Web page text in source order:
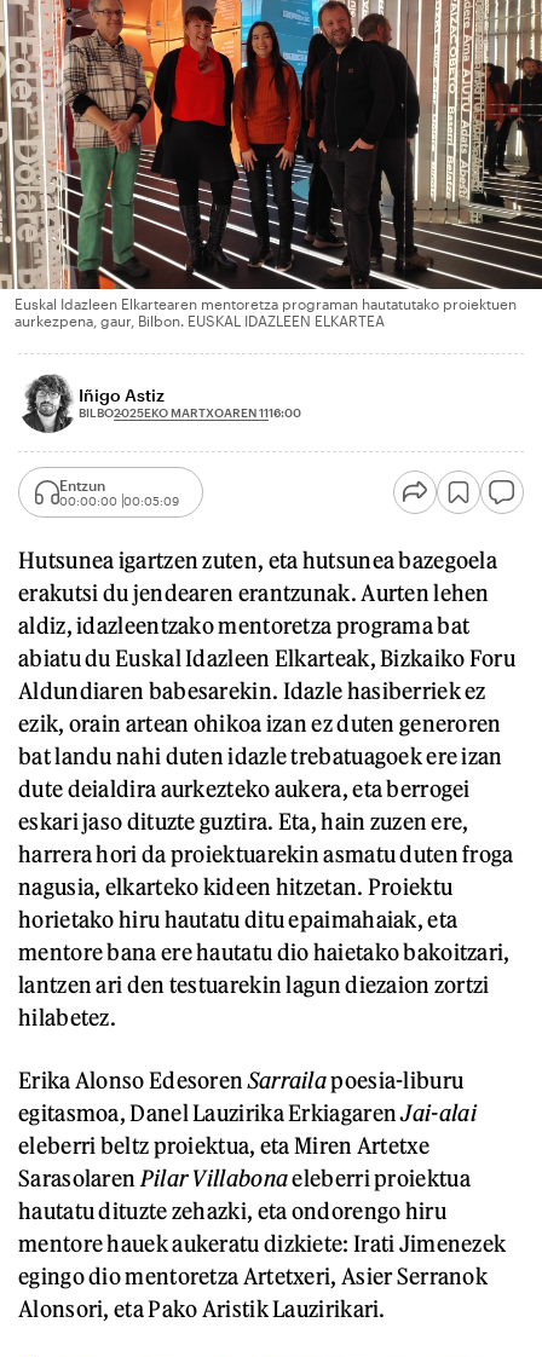
Euskal Idazleen Elkartearen mentoretza programan hautatutako proiektuen
aurkezpena, gaur, Bilbon. EUSKAL IDAZLEEN ELKARTEA
Iñigo Astiz
BILBO2025EKO MARTXOAREN 1116:00
Entzun
00:00:00 00:05:09
Hutsunea igartzen zuten, eta hutsunea bazegoela
erakutsi du jendearen erantzunak. Aurten lehen
aldiz, idazleentzako mentoretza programa bat
abiatu du Euskal Idazleen Elkarteak, Bizkaiko Foru
Aldundiaren babesarekin. Idazle hasiberriek ez
ezik, orain artean ohikoa izan ez duten generoren
bat landu nahi duten idazle trebatuagoek ere izan
dute deialdira aurkezteko aukera, eta berrogei
eskari jaso dituzte guztira. Eta, hain zuzen ere,
harrera hori da proiektuarekin asmatu duten froga
nagusia, elkarteko kideen hitzetan. Proiektu
horietako hiru hautatu ditu epaimahaiak, eta
mentore bana ere hautatu dio haietako bakoitzari,
lantzen ari den testuarekin lagun diezaion zortzi
hilabetez.
Erika Alonso EdesorenSarrailapoesia-liburu
egitasmoa, Danel Lauzirika ErkiagarenJai-alai
eleberri beltz proiektua, eta Miren Artetxe
Sarasolaren Pilar Villabonaeleberri proiektua
hautatu dituzte zehazki, eta ondorengo hiru
mentore hauek aukeratu dizkiete: Irati Jimenezek
egingo dio mentoretza Artetxeri, Asier Serranok
Alonsori, eta Pako Aristik Lauzirikari.